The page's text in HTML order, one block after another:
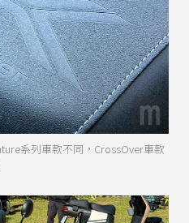
系列車款不同，CrossOver車款